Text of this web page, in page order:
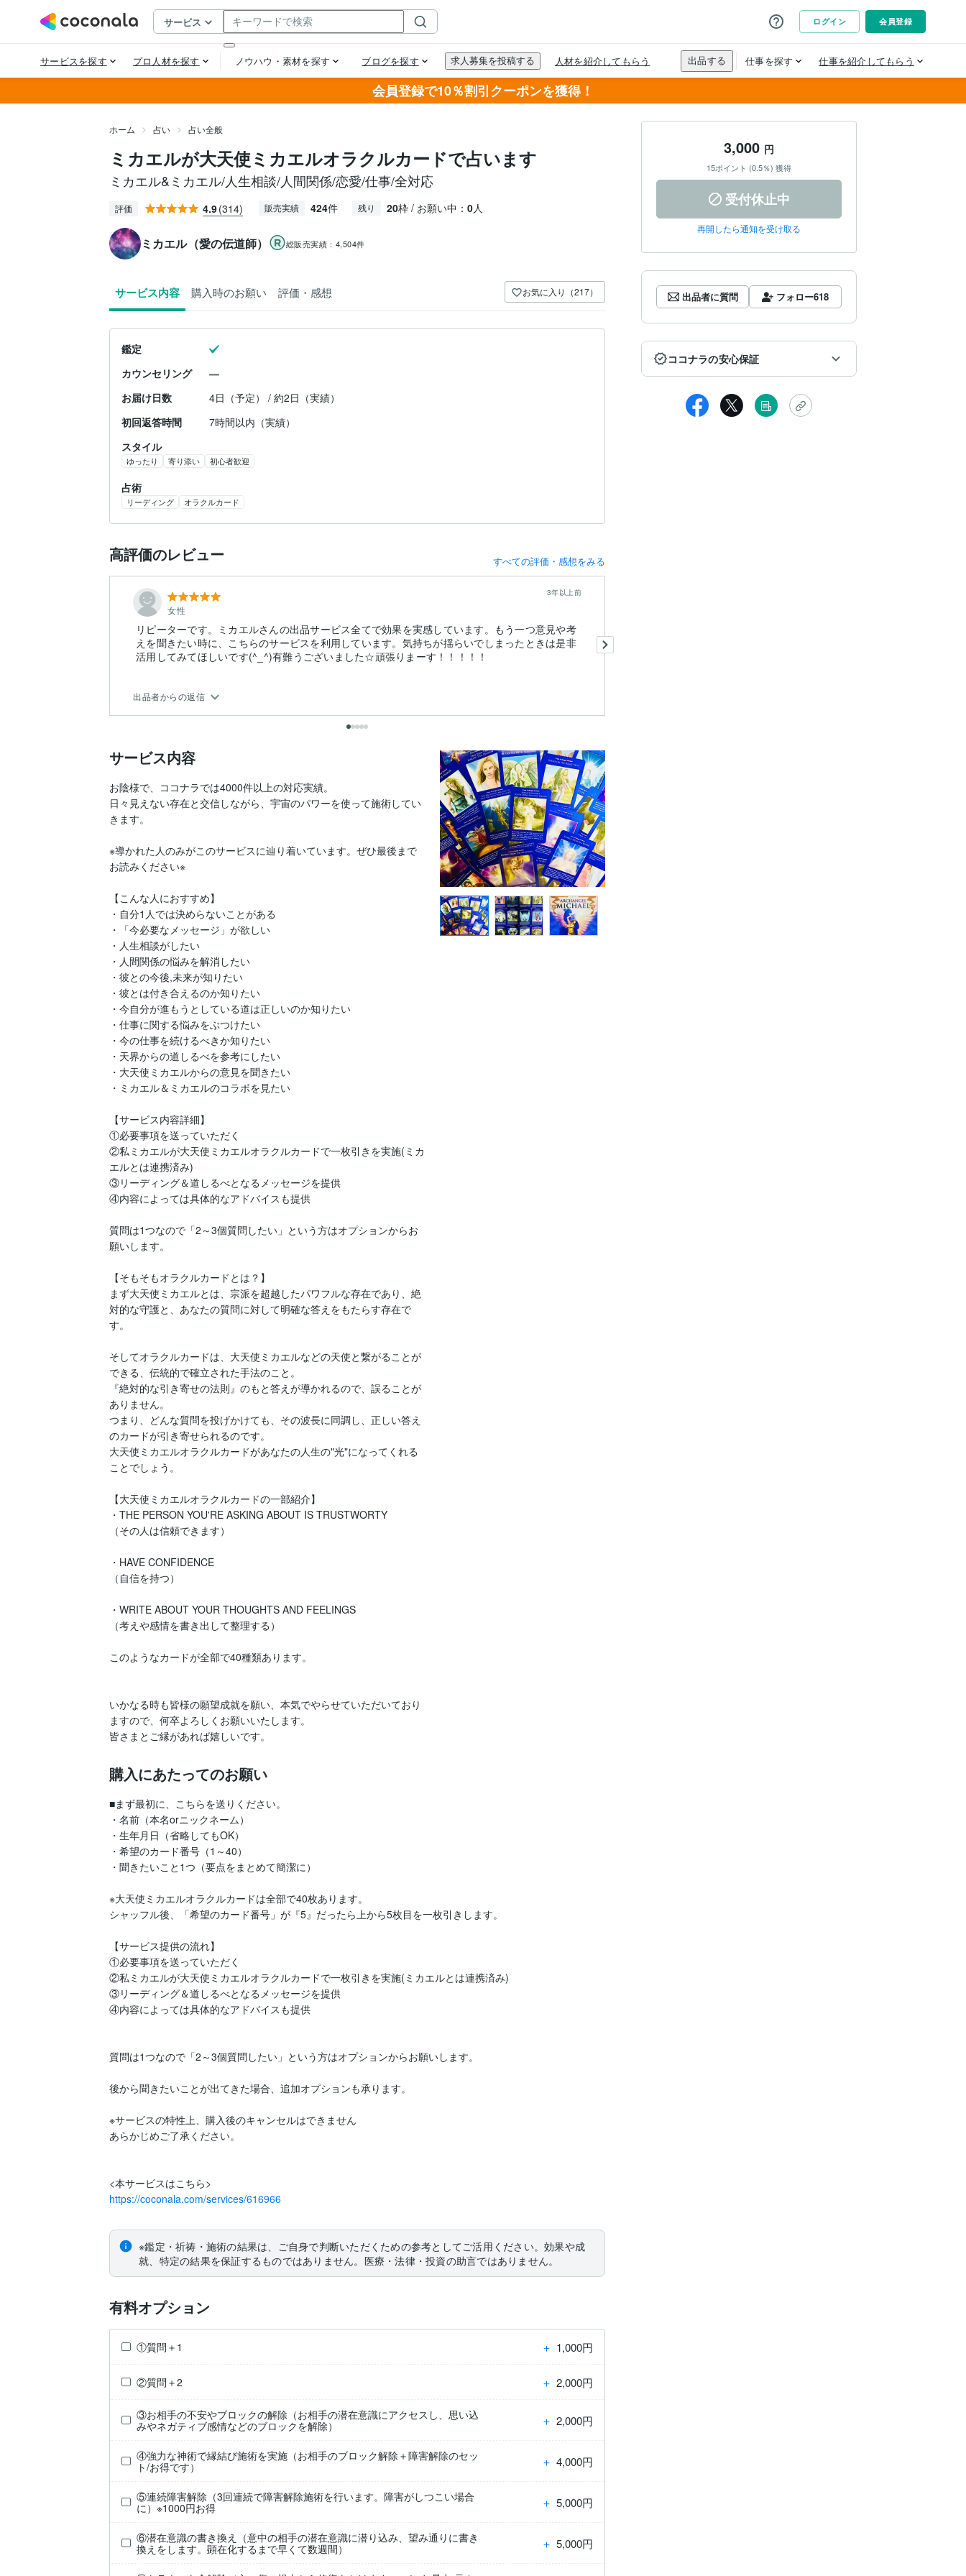
会員登録で10％割引クーポンを獲得！
ホーム 占い 占い全般
ミカエルが大天使ミカエルオラクルカードで占います
ミカエル&ミカエル/人生相談/人間関係/恋愛/仕事/全対応
評価 4.9(314) 販売実績 424件 残り 20枠 / お願い中： 0人
ミカエル（愛の伝道師） 総販売実績： 4,504件
サービス内容 購入時のお願い 評価・感想 お気に入り（217）
鑑定
カウンセリング
お届け日数
4日（予定） / 約2日（実績）
初回返答時間
7時間以内（実績）
スタイル
ゆったり 寄り添い 初心者歓迎
占術
リーディング オラクルカード
高評価のレビュー すべての評価・感想をみる
女性
3年以上前
リピーターです。ミカエルさんの出品サービス全てで効果を実感しています。もう一つ意見や考
えを聞きたい時に、こちらのサービスを利用しています。気持ちが揺らいでしまったときは是非
活用してみてほしいです(^_^)有難うございました☆頑張りまーす！！！！！
出品者からの返信
サービス内容
お陰様で、ココナラでは4000件以上の対応実績。
日々見えない存在と交信しながら、宇宙のパワーを使って施術してい
きます。
※導かれた人のみがこのサービスに辿り着いています。ぜひ最後まで
お読みください※
【こんな人におすすめ】
・自分1人では決めらないことがある
・「今必要なメッセージ」が欲しい
・人生相談がしたい
・人間関係の悩みを解消したい
・彼との今後,未来が知りたい
・彼とは付き合えるのか知りたい
・今自分が進もうとしている道は正しいのか知りたい
・仕事に関する悩みをぶつけたい
・今の仕事を続けるべきか知りたい
・天界からの道しるべを参考にしたい
・大天使ミカエルからの意見を聞きたい
・ミカエル＆ミカエルのコラボを見たい
【サービス内容詳細】
①必要事項を送っていただく
②私ミカエルが大天使ミカエルオラクルカードで一枚引きを実施(ミカ
エルとは連携済み)
③リーディング＆道しるべとなるメッセージを提供
④内容によっては具体的なアドバイスも提供
質問は1つなので「2～3個質問したい」という方はオプションからお
願いします。
【そもそもオラクルカードとは？】
まず大天使ミカエルとは、宗派を超越したパワフルな存在であり、絶
対的な守護と、あなたの質問に対して明確な答えをもたらす存在で
す。
そしてオラクルカードは、大天使ミカエルなどの天使と繋がることが
できる、伝統的で確立された手法のこと。
『絶対的な引き寄せの法則』のもと答えが導かれるので、誤ることが
ありません。
つまり、どんな質問を投げかけても、その波長に同調し、正しい答え
のカードが引き寄せられるのです。
大天使ミカエルオラクルカードがあなたの人生の"光"になってくれる
ことでしょう。
【大天使ミカエルオラクルカードの一部紹介】
・THE PERSON YOU'RE ASKING ABOUT IS TRUSTWORTY
（その人は信頼できます）
・HAVE CONFIDENCE
（自信を持つ）
・WRITE ABOUT YOUR THOUGHTS AND FEELINGS
（考えや感情を書き出して整理する）
このようなカードが全部で40種類あります。
いかなる時も皆様の願望成就を願い、本気でやらせていただいており
ますので、何卒よろしくお願いいたします。
皆さまとご縁があれば嬉しいです。
購入にあたってのお願い
■まず最初に、こちらを送りください。
・名前（本名orニックネーム）
・生年月日（省略してもOK）
・希望のカード番号（1～40）
・聞きたいこと1つ（要点をまとめて簡潔に）
※大天使ミカエルオラクルカードは全部で40枚あります。
シャッフル後、「希望のカード番号」が『5』だったら上から5枚目を一枚引きします。
【サービス提供の流れ】
①必要事項を送っていただく
②私ミカエルが大天使ミカエルオラクルカードで一枚引きを実施(ミカエルとは連携済み)
③リーディング＆道しるべとなるメッセージを提供
④内容によっては具体的なアドバイスも提供
質問は1つなので「2～3個質問したい」という方はオプションからお願いします。
後から聞きたいことが出てきた場合、追加オプションも承ります。
※サービスの特性上、購入後のキャンセルはできません
あらかじめご了承ください。
https://coconala.com/services/616966
※鑑定・祈祷・施術の結果は、ご自身で判断いただくための参考としてご活用ください。効果や成
就、特定の結果を保証するものではありません。医療・法律・投資の助言ではありません。
有料オプション
①質問＋1 ＋ 1,000円
②質問＋2 ＋ 2,000円
③お相手の不安やブロックの解除（お相手の潜在意識にアクセスし、思い込
みやネガティブ感情などのブロックを解除）
＋ 2,000円
④強力な神術で縁結び施術を実施（お相手のブロック解除＋障害解除のセッ
ト/お得です）
＋ 4,000円
⑤連続障害解除（3回連続で障害解除施術を行います。障害がしつこい場合
に）※1000円お得
＋ 5,000円
⑥潜在意識の書き換え（意中の相手の潜在意識に潜り込み、望み通りに書き
換えをします。顕在化するまで早くて数週間）
＋ 5,000円
3,000 円
15ポイント (0.5％) 獲得
受付休止中
再開したら通知を受け取る
出品者に質問 フォロー618
ココナラの安心保証